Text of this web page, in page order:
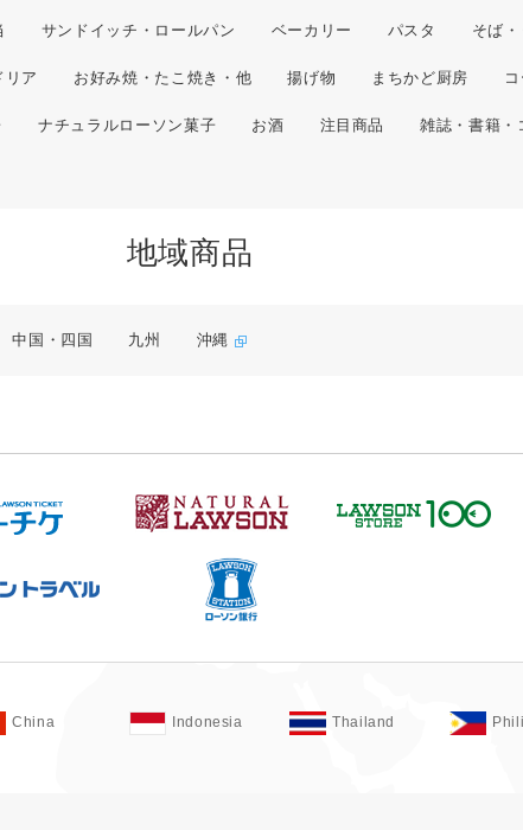
サンドイッチ・ロールパン ベーカリー パスタ そば
リア お好み焼・たこ焼き・他 揚げ物 まちかど厨房
ナチュラルローソン菓子 お酒 注目商品 雑誌・書籍・
地域商品
中国・四国 九州 沖縄
China Indonesia Thailand